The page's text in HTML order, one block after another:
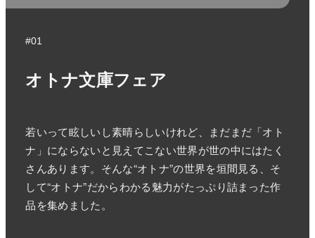
#01
オトナ文庫フェア
若いって眩しいし素晴らしいけれど、まだまだ「オト
ナ」にならないと見えてこない世界が世の中にはたく
さんあります。そんな“オトナ”の世界を垣間見る、そ
して“オトナ”だからわかる魅力がたっぷり詰まった作
品を集めました。